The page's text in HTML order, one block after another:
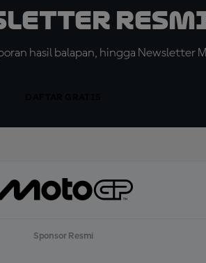
Resmi
hasil balapan, hingga Newsletter
Sponsor Resmi